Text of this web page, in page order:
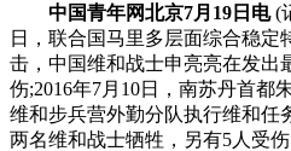
中国青年网北京7月19日电(
日，联合国马里多层面综合稳定
击，中国维和战士申亮亮在发出
伤;2016年7月10日，南苏丹首都
维和步兵营外勤分队执行维和任
两名维和战士牺牲，另有5人受伤